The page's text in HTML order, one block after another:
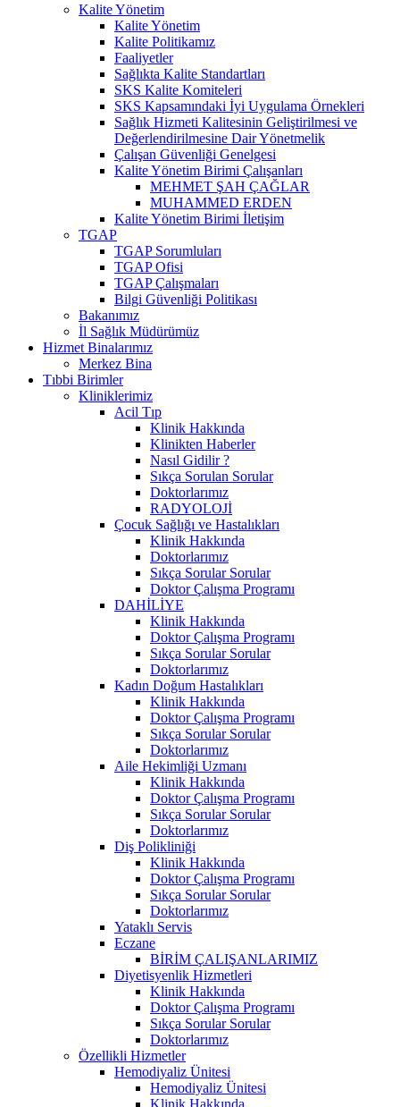
Kalite Yönetim
Kalite Yönetim
Kalite Politikamız
Faaliyetler
Sağlıkta Kalite Standartları
SKS Kalite Komiteleri
SKS Kapsamındaki İyi Uygulama Örnekleri
Sağlık Hizmeti Kalitesinin Geliştirilmesi ve
Değerlendirilmesine Dair Yönetmelik
Çalışan Güvenliği Genelgesi
Kalite Yönetim Birimi Çalışanları
MEHMET ŞAH ÇAĞLAR
MUHAMMED ERDEN
Kalite Yönetim Birimi İletişim
TGAP
TGAP Sorumluları
TGAP Ofisi
TGAP Çalışmaları
Bilgi Güvenliği Politikası
Bakanımız
İl Sağlık Müdürümüz
Hizmet Binalarımız
Merkez Bina
Tıbbi Birimler
Kliniklerimiz
Acil Tıp
Klinik Hakkında
Klinikten Haberler
Nasıl Gidilir ?
Sıkça Sorulan Sorular
Doktorlarımız
RADYOLOJİ
Çocuk Sağlığı ve Hastalıkları
Klinik Hakkında
Doktorlarımız
Sıkça Sorular Sorular
Doktor Çalışma Programı
DAHİLİYE
Klinik Hakkında
Doktor Çalışma Programı
Sıkça Sorular Sorular
Doktorlarımız
Kadın Doğum Hastalıkları
Klinik Hakkında
Doktor Çalışma Programı
Sıkça Sorular Sorular
Doktorlarımız
Aile Hekimliği Uzmanı
Klinik Hakkında
Doktor Çalışma Programı
Sıkça Sorular Sorular
Doktorlarımız
Diş Polikliniği
Klinik Hakkında
Doktor Çalışma Programı
Sıkça Sorular Sorular
Doktorlarımız
Yataklı Servis
Eczane
BİRİM ÇALIŞANLARIMIZ
Diyetisyenlik Hizmetleri
Klinik Hakkında
Doktor Çalışma Programı
Sıkça Sorular Sorular
Doktorlarımız
Özellikli Hizmetler
Hemodiyaliz Ünitesi
Hemodiyaliz Ünitesi
Klinik Hakkında